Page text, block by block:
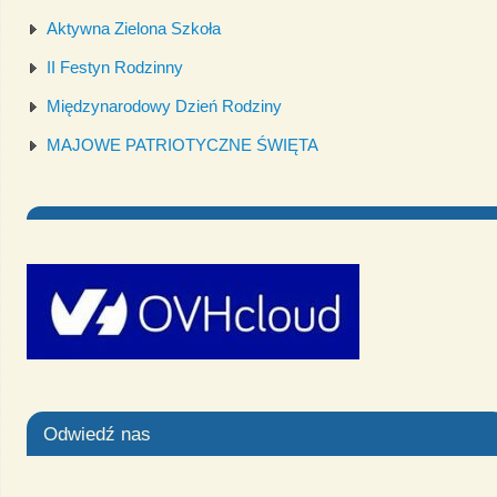
Aktywna Zielona Szkoła
II Festyn Rodzinny
Międzynarodowy Dzień Rodziny
MAJOWE PATRIOTYCZNE ŚWIĘTA
Odwiedź nas